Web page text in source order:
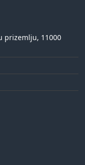
prizemlju, 11000